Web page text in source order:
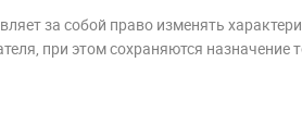
за собой право изменять
при этом сохраняются назначение